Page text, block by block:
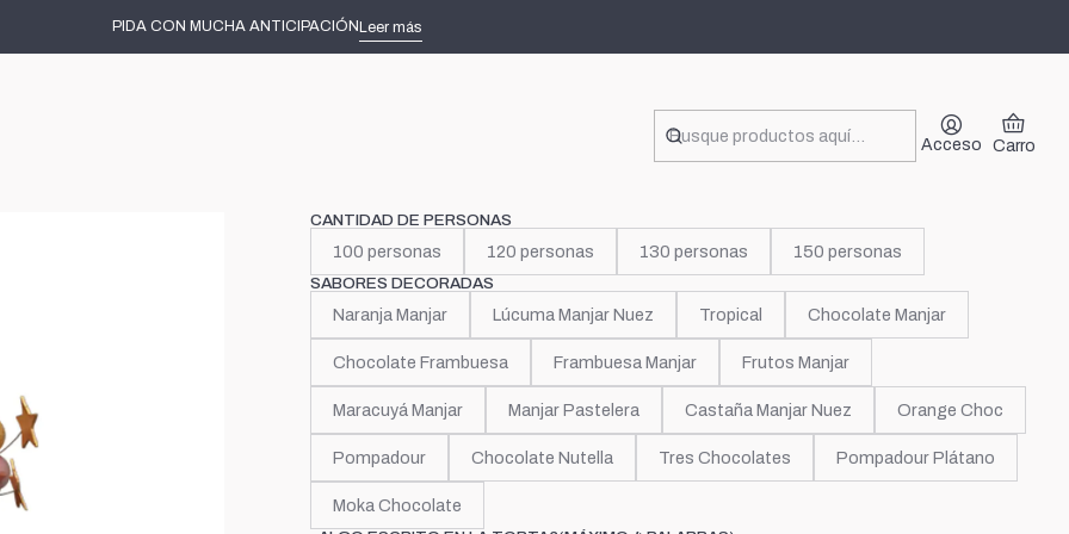
Acceso Carro
PIDA CON MUCHA ANTICIPACIÓNLeer más
Tortas decoradas Ellas Sombrero de copa
Sombrero de copa
CANTIDAD DE PERSONAS
100 personas 120 personas 130 personas 150 personas
SABORES DECORADAS
Naranja Manjar Lúcuma Manjar Nuez Tropical Chocolate Manjar
Chocolate Frambuesa Frambuesa Manjar Frutos Manjar
Maracuyá Manjar Manjar Pastelera Castaña Manjar Nuez Orange Choc
Pompadour Chocolate Nutella Tres Chocolates Pompadour Plátano
Moka Chocolate